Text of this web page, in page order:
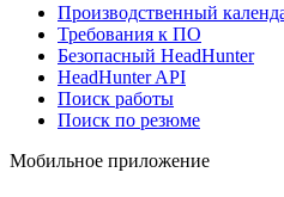
Производственный
Требования к ПО
Безопасный HeadHunter
HeadHunter API
Поиск работы
Поиск по резюме
Мобильное приложение